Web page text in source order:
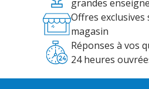
grandes
Offres exclusives
magasin
Réponses à vos
24 heures